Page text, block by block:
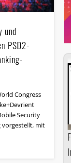
und
PSD2-
Congress
Security
vorgestellt, mit